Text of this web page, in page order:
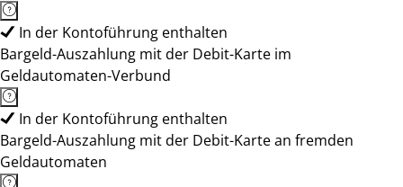
In der Kontoführung enthalten
Bargeld-Auszahlung mit der Debit-Karte im
Geldautomaten-Verbund
In der Kontoführung enthalten
Bargeld-Auszahlung mit der Debit-Karte an fremden
Geldautomaten